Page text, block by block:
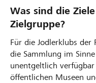
Was sind die
Zielgruppe?
Für die Jodlerklubs der
die Sammlung im
unentgeltlich
öffentlichen Museen